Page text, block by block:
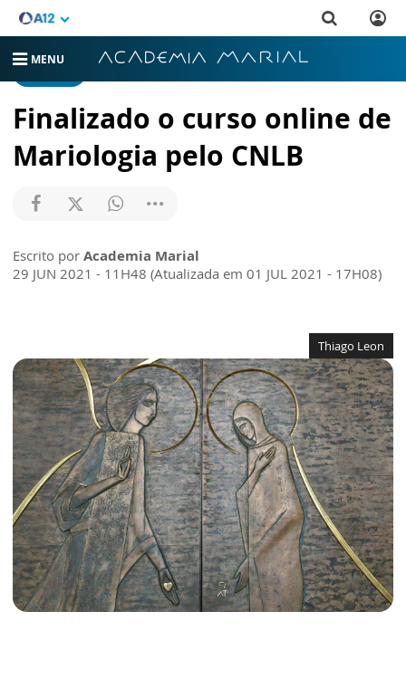
MENU
Finalizado o curso online de
Mariologia pelo CNLB
Escrito por Academia Marial
29 JUN 2021 - 11H48 (Atualizada em 01 JUL 2021 - 17H08)
Thiago Leon